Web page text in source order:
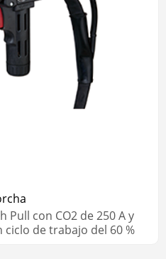
Pull con CO2 de 250 A y
ciclo de trabajo del 60 %